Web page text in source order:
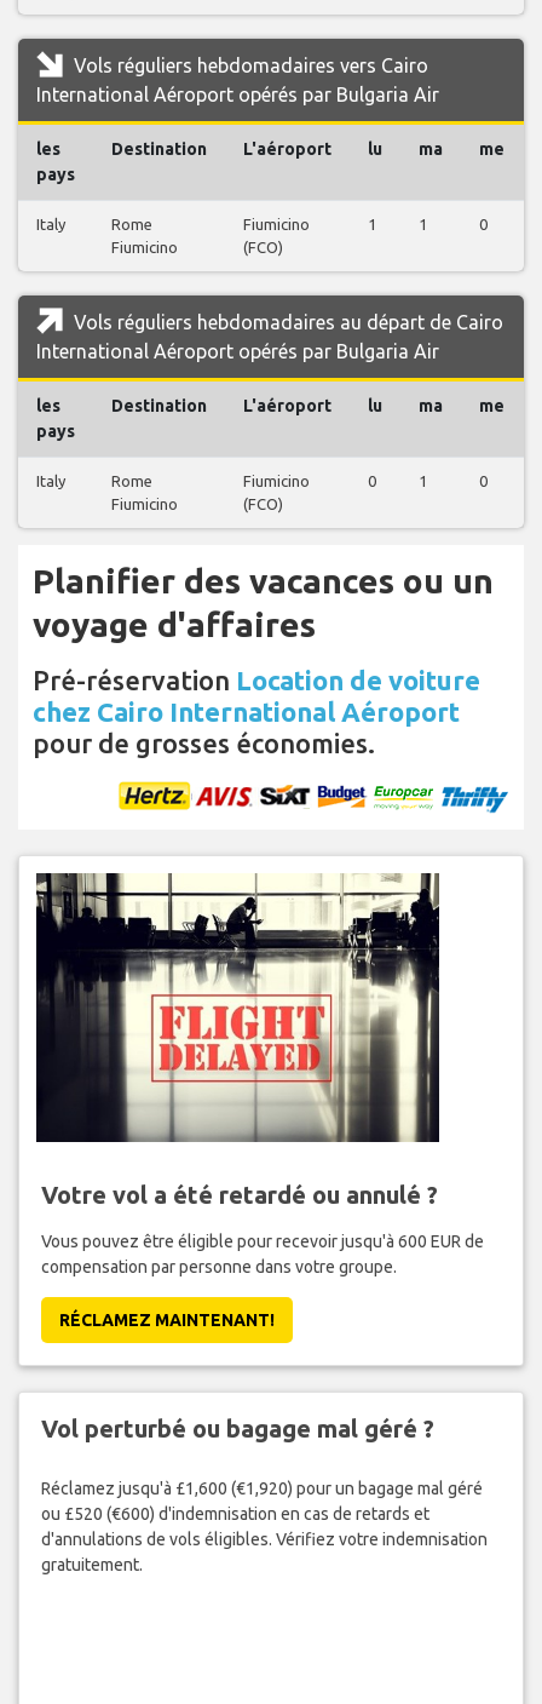
Vols réguliers hebdomadaires vers Cairo
International Aéroport opérés par Bulgaria Air
les
pays
Destination L'aéroport lu ma me
Italy
Rome
Fiumicino
Fiumicino
(FCO)
1 1 0
Vols réguliers hebdomadaires au départ de Cairo
International Aéroport opérés par Bulgaria Air
les
pays
Destination L'aéroport lu ma me
Italy
Rome
Fiumicino
Fiumicino
(FCO)
0 1 0
Planifier des vacances ou un
voyage d'affaires
Pré-réservation Location de voiture
chez Cairo International Aéroport
pour de grosses économies.
Votre vol a été retardé ou annulé ?
Vous pouvez être éligible pour recevoir jusqu'à 600 EUR de
compensation par personne dans votre groupe.
RÉCLAMEZ MAINTENANT!
Vol perturbé ou bagage mal géré ?
Réclamez jusqu'à £1,600 (€1,920) pour un bagage mal géré
ou £520 (€600) d'indemnisation en cas de retards et
d'annulations de vols éligibles. Vérifiez votre indemnisation
gratuitement.